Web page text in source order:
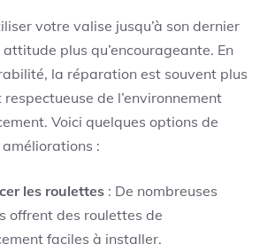
votre valise jusqu’à son dernier
plus qu’encourageante. En
la réparation est souvent plus
de l’environnement
Voici quelques options de
:
les roulettes : De nombreuses
offrent des roulettes de
faciles à installer.